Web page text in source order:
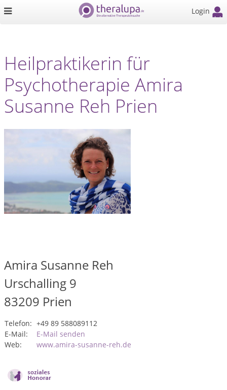
Login
Heilpraktikerin für
Psychotherapie Amira
Susanne Reh Prien
Amira Susanne Reh
Urschalling 9
83209 Prien
Telefon: +49 89 588089112
E-Mail:
E-Mail senden
Web:
www.amira-susanne-reh.de